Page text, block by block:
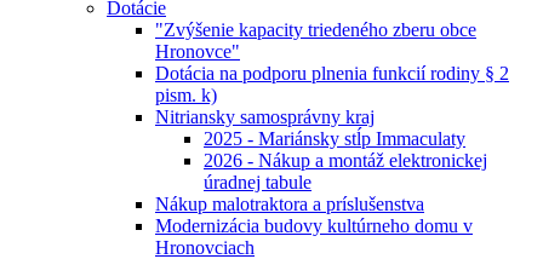
Dotácie
"Zvýšenie kapacity triedeného zberu obce
Hronovce"
Dotácia na podporu plnenia funkcií rodiny § 2
pism. k)
Nitriansky samosprávny kraj
2025 - Mariánsky stĺp Immaculaty
2026 - Nákup a montáž elektronickej
úradnej tabule
Nákup malotraktora a príslušenstva
Modernizácia budovy kultúrneho domu v
Hronovciach